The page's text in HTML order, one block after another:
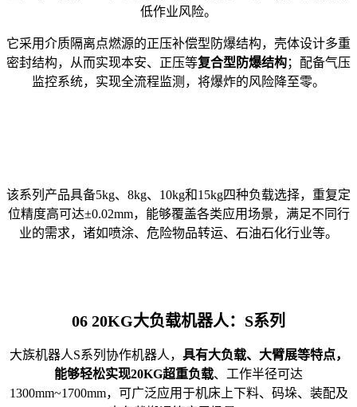
低作业风险。
它采用介质隔离点燃源的正压补偿型防爆结构，壳体设计多重
密封结构，从而实现本安、正压等复合型防爆结构；配备气压
监控系统，实现全流程监测，将爆炸的风险降至零。
该系列产品具备5kg、8kg、10kg和15kg四种负载选择，重复定
位精度高可达±0.02mm，能够覆盖各类应用场景，满足不同行
业的需求，诸如喷涂、危险物品转运、石油石化行业等。
06 20KG大负载机器人：S系列
大族机器人S系列协作机器人， 具有大负载、大臂展等特点，
能够轻松实现20KG超重负载、工作半径可达
1300mm~1700mm，可广泛应用于机床上下料、码垛、装配及